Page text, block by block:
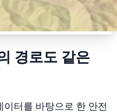
경로도 같은
터를 바탕으로 한 안전